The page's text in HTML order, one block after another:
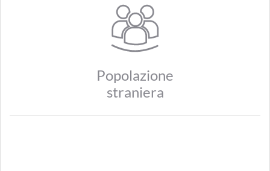
Popolazione
straniera